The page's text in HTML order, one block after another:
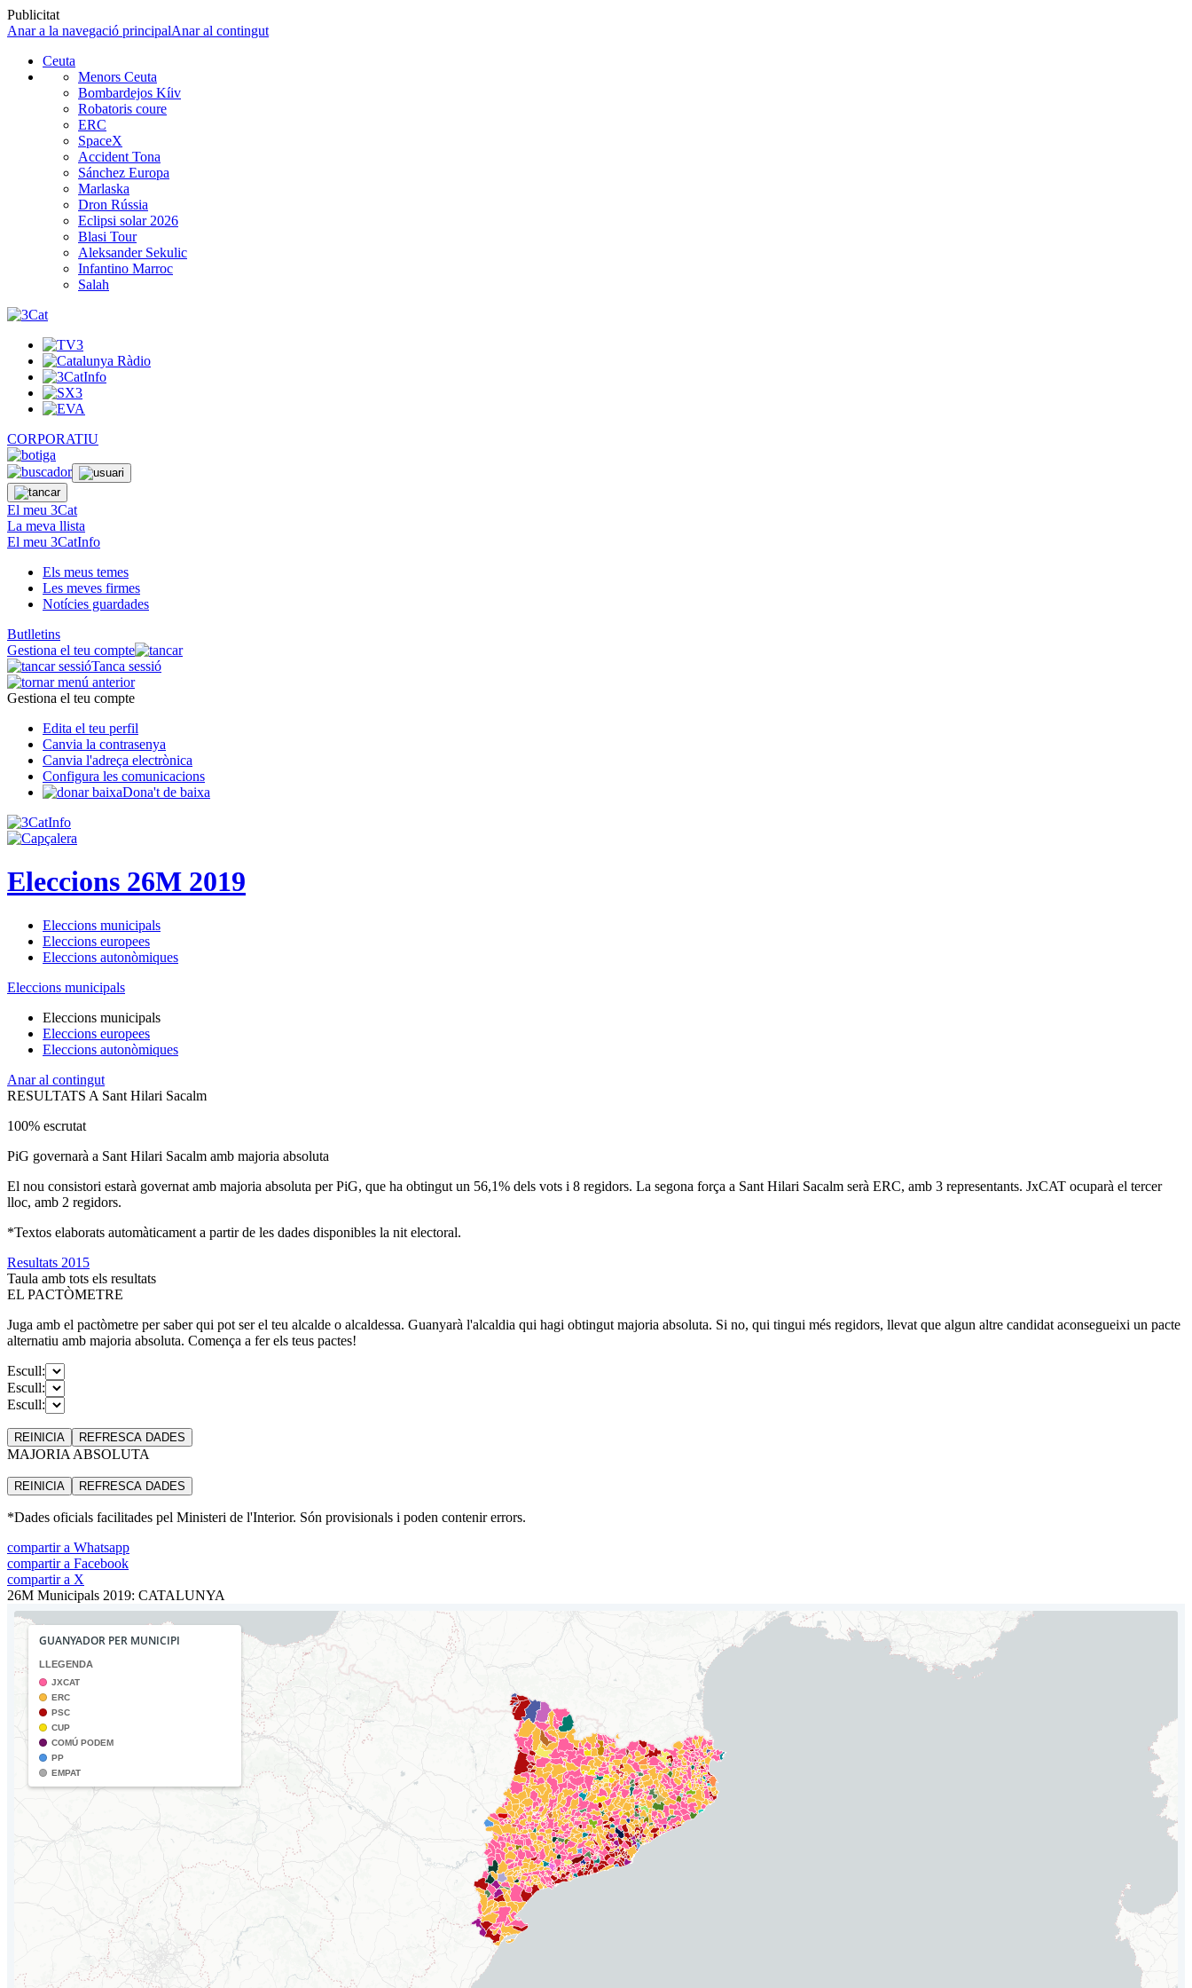
Publicitat
Anar a la navegació principalAnar al contingut
Ceuta
Menors Ceuta
Bombardejos Kíiv
Robatoris coure
ERC
SpaceX
Accident Tona
Sánchez Europa
Marlaska
Dron Rússia
Eclipsi solar 2026
Blasi Tour
Aleksander Sekulic
Infantino Marroc
Salah
CORPORATIU
El meu 3Cat
La meva llista
El meu 3CatInfo
Els meus temes
Les meves firmes
Notícies guardades
Butlletins
Gestiona el teu compte
Tanca sessió
Gestiona el teu compte
Edita el teu perfil
Canvia la contrasenya
Canvia l'adreça electrònica
Configura les comunicacions
Dona't de baixa
Eleccions 26M 2019
Eleccions municipals
Eleccions europees
Eleccions autonòmiques
Eleccions municipals
Eleccions municipals
Eleccions europees
Eleccions autonòmiques
Anar al contingut
RESULTATS A Sant Hilari Sacalm
100% escrutat
PiG governarà a Sant Hilari Sacalm amb majoria absoluta
El nou consistori estarà governat amb majoria absoluta per PiG, que ha obtingut un 56,1% dels vots i 8 regidors. La segona força a Sant Hilari Sacalm serà ERC, amb 3 representants. JxCAT ocuparà el tercer
lloc, amb 2 regidors.
*Textos elaborats automàticament a partir de les dades disponibles la nit electoral.
Resultats 2015
Taula amb tots els resultats
EL PACTÒMETRE
Juga amb el pactòmetre per saber qui pot ser el teu alcalde o alcaldessa. Guanyarà l'alcaldia qui hagi obtingut majoria absoluta. Si no, qui tingui més regidors, llevat que algun altre candidat aconsegueixi un pacte
alternatiu amb majoria absoluta. Comença a fer els teus pactes!
Escull:
Escull:
Escull:
REINICIA REFRESCA DADES
MAJORIA ABSOLUTA
REINICIA REFRESCA DADES
*Dades oficials facilitades pel Ministeri de l'Interior. Són provisionals i poden contenir errors.
compartir a Whatsapp
compartir a Facebook
compartir a X
26M Municipals 2019: CATALUNYA